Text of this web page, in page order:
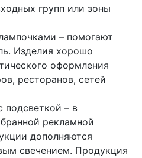
групп или зоны
– помогают
Изделия хорошо
оформления
ресторанов, сетей
подсветкой – в
рекламной
дополняются
свечением. Продукция